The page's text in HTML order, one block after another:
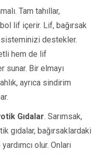
Tam tahıllar,
lif içerir. Lif, bağırsak
destekler.
hem de lif
Bir elmayı
ayrıca sindirim
Gıdalar. Sarımsak,
gıdalar, bağırsaklardaki
olur. Onları